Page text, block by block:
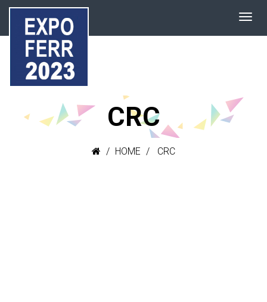
CRC
HOME CRC